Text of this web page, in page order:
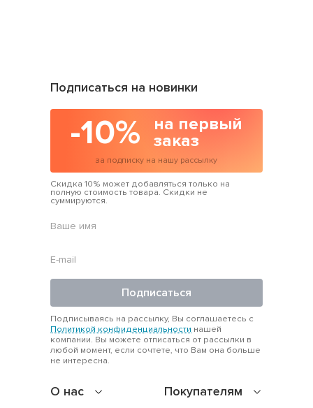
О нас Покупателям
Подписаться на новинки
-10%
на первый
заказ
за подписку на нашу рассылку
Скидка 10% может добавляться только на
полную стоимость товара. Скидки не
суммируются.
Подписаться
Подписываясь на рассылку, Вы соглашаетесь с
Политикой конфиденциальности нашей
компании. Вы можете отписаться от рассылки в
любой момент, если сочтете, что Вам она больше
не интересна.